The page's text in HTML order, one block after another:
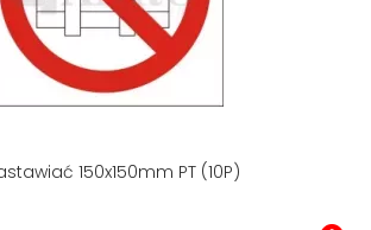
150x150mm PT (10P)